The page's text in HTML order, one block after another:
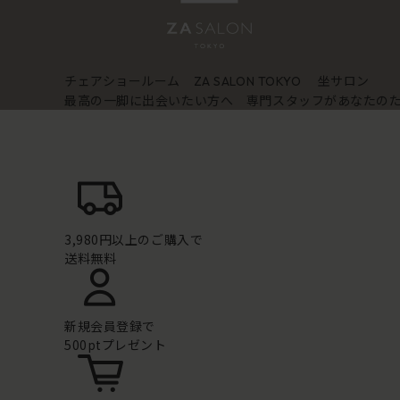
チェアショールーム ZA SALON TOKYO
坐サロン
最高の一脚に出会いたい方へ 専門スタッフがあなたの
3,980円以上のご購入で
送料無料
新規会員登録で
500ptプレゼント